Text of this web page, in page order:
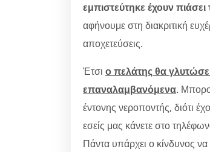
εμπιστεύτηκε έχουν
αφήνουμε στη διακριτική
αποχετεύσεις.
Έτσι ο πελάτης θα
επαναλαμβανόμενα.
έντονης νεροποντής, διότι
εσείς μας κάνετε στο
Πάντα υπάρχει ο κίνδυνος